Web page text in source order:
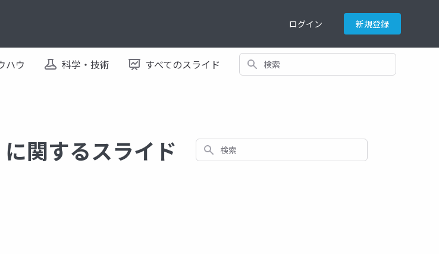
ログイン 新規登録
ハウ 科学・技術 すべてのスライド 検索
関するスライド 検索